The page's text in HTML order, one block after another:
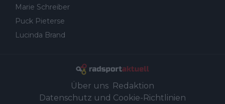
Marie Schreiber
Puck Pieterse
Lucinda Brand
Über uns Redaktion
Datenschutz und Cookie-Richtlinien